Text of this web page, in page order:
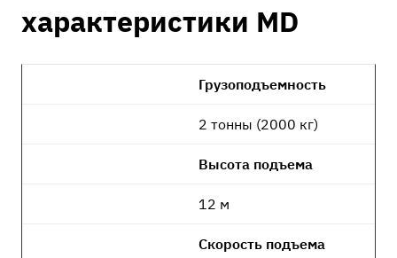
характеристики MD
Грузоподъемность
2 тонны (2000 кг)
Высота подъема
12 м
Скорость подъема